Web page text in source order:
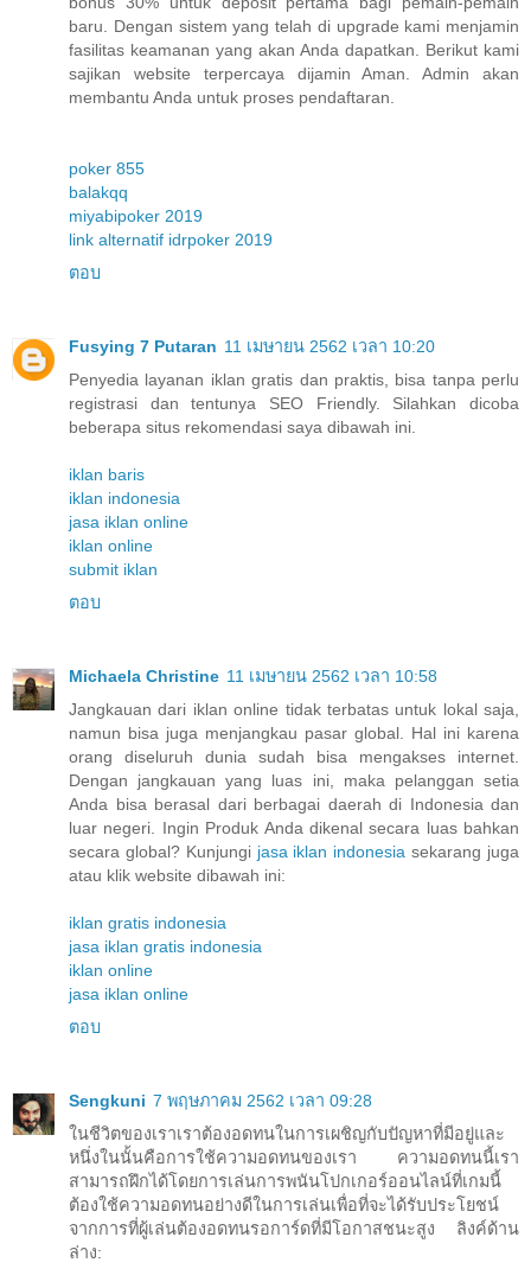
baru. Dengan sistem yang telah di upgrade kami menjamin
fasilitas keamanan yang akan Anda dapatkan. Berikut kami
sajikan website terpercaya dijamin Aman. Admin akan
membantu Anda untuk proses pendaftaran.
poker 855
balakqq
miyabipoker 2019
link alternatif idrpoker 2019
ตอบ
Fusying 7 Putaran 11 เมษายน 2562 เวลา 10:20
Penyedia layanan iklan gratis dan praktis, bisa tanpa perlu
registrasi dan tentunya SEO Friendly. Silahkan dicoba
beberapa situs rekomendasi saya dibawah ini.
iklan baris
iklan indonesia
jasa iklan online
iklan online
submit iklan
ตอบ
Michaela Christine 11 เมษายน 2562 เวลา 10:58
Jangkauan dari iklan online tidak terbatas untuk lokal saja,
namun bisa juga menjangkau pasar global. Hal ini karena
orang diseluruh dunia sudah bisa mengakses internet.
Dengan jangkauan yang luas ini, maka pelanggan setia
Anda bisa berasal dari berbagai daerah di Indonesia dan
luar negeri. Ingin Produk Anda dikenal secara luas bahkan
secara global? Kunjungi jasa iklan indonesia sekarang juga
atau klik website dibawah ini:
iklan gratis indonesia
jasa iklan gratis indonesia
iklan online
jasa iklan online
ตอบ
Sengkuni 7 พฤษภาคม 2562 เวลา 09:28
ในชีวิตของเราเราต้องอดทนในการเผชิญกับปัญหาที่มีอยู่และ
หนึ่งในนั้นคือการใช้ความอดทนของเรา ความอดทนนี้เรา
สามารถฝึกได้โดยการเล่นการพนันโปกเกอร์ออนไลน์ที่เกมนี้
ต้องใช้ความอดทนอย่างดีในการเล่นเพื่อที่จะได้รับประโยชน์
จากการที่ผู้เล่นต้องอดทนรอการ์ดที่มีโอกาสชนะสูง ลิงค์ด้าน
ล่าง: